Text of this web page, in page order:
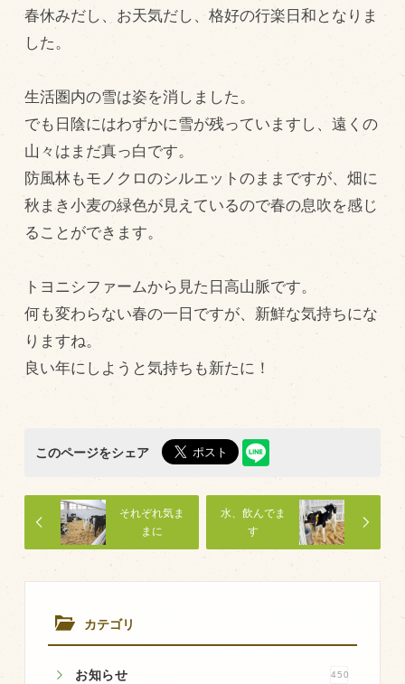
カテゴリ
お知らせ 450
春休みだし、お天気だし、格好の行楽日和となりま
した。
生活圏内の雪は姿を消しました。
でも日陰にはわずかに雪が残っていますし、遠くの
山々はまだ真っ白です。
防風林もモノクロのシルエットのままですが、畑に
秋まき小麦の緑色が見えているので春の息吹を感じ
ることができます。
トヨニシファームから見た日高山脈です。
何も変わらない春の一日ですが、新鮮な気持ちにな
りますね。
良い年にしようと気持ちも新たに！
このページをシェア
水、飲んでま
す
それぞれ気ま
まに
牧場のご紹介
牧場の仕事
飼育している牛について
食肉加工場を新設
衛生管理体制
業務管理体制
品質管理体制
最新の設備
ＢtoＢ受発注システム
瑕疵とは
商品のご紹介
ハンバーグ